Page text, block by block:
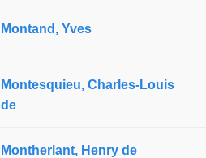
Montand, Yves
Montesquieu, Charles-Louis
de
Montherlant, Henry de